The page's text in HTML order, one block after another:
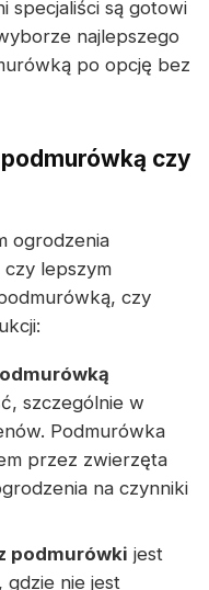
specjaliści są gotowi
najlepszego
po opcję bez
czy
ogrodzenia
lepszym
czy
szczególnie w
Podmurówka
przez zwierzęta
na czynniki
podmurówki jest
gdzie nie jest